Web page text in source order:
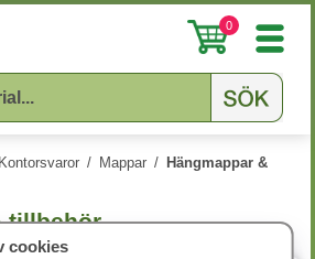
0
Kontorsvaror / Mappar / Hängmappar &
tillbehör
cookies